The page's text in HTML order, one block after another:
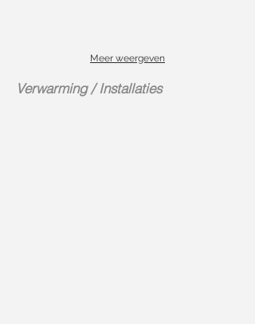
Meer weergeven
Verwarming / Installaties